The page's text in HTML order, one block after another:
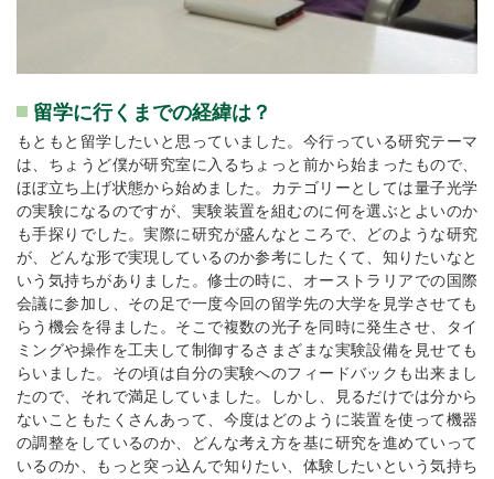
留学に行くまでの経緯は？
もともと留学したいと思っていました。今行っている研究テーマ
は、ちょうど僕が研究室に入るちょっと前から始まったもので、
ほぼ立ち上げ状態から始めました。カテゴリーとしては量子光学
の実験になるのですが、実験装置を組むのに何を選ぶとよいのか
も手探りでした。実際に研究が盛んなところで、どのような研究
が、どんな形で実現しているのか参考にしたくて、知りたいなと
いう気持ちがありました。修士の時に、オーストラリアでの国際
会議に参加し、その足で一度今回の留学先の大学を見学させても
らう機会を得ました。そこで複数の光子を同時に発生させ、タイ
ミングや操作を工夫して制御するさまざまな実験設備を見せても
らいました。その頃は自分の実験へのフィードバックも出来まし
たので、それで満足していました。しかし、見るだけでは分から
ないこともたくさんあって、今度はどのように装置を使って機器
の調整をしているのか、どんな考え方を基に研究を進めていって
いるのか、もっと突っ込んで知りたい、体験したいという気持ち